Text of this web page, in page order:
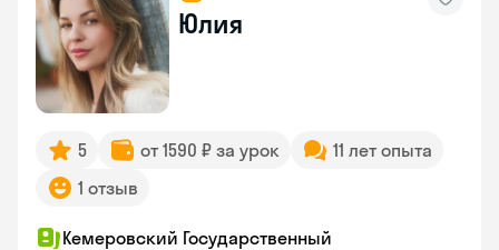
Юлия
5 от 1590 ₽ за урок
11 лет опыта
1 отзыв
Кемеровский Государственный